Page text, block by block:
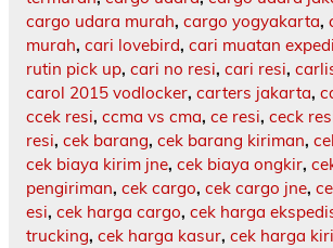
cargo udara murah, cargo yogyakarta,
murah, cari lovebird, cari muatan
rutin pick up, cari no resi, cari resi,
carol 2015 vodlocker, carters jakarta,
ccek resi, ccma vs cma, ce resi, ceck
resi, cek barang, cek barang kiriman,
cek biaya kirim jne, cek biaya ongkir,
pengiriman, cek cargo, cek cargo jne,
esi, cek harga cargo, cek harga
trucking, cek harga kasur, cek harga